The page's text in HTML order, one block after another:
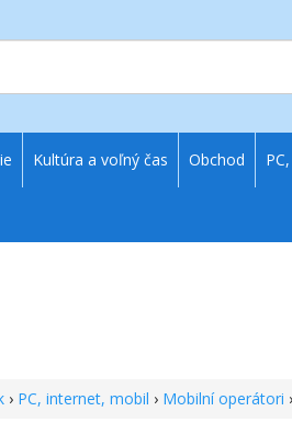
› PC, internet, mobil › Mobilní operátori
Kultúra a voľný čas Obchod